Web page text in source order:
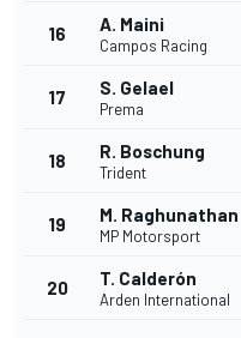
16 A. Maini
Campos Racing
17 S. Gelael
Prema
18 R. Boschung
Trident
19 M. Raghunathan
MP Motorsport
20 T. Calderón
Arden International